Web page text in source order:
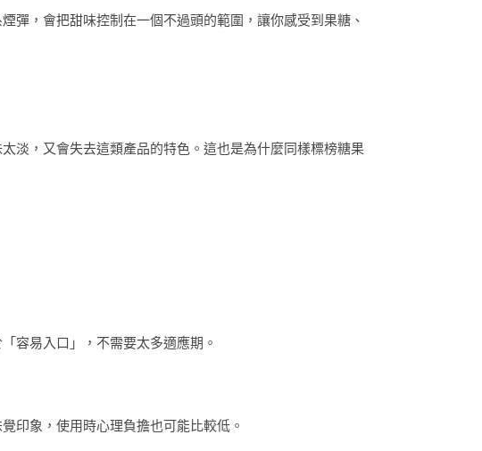
彈，會把甜味控制在一個不過頭的範圍，讓你感受到果糖、
淡，又會失去這類產品的特色。這也是為什麼同樣標榜糖果
容易入口」，不需要太多適應期。
印象，使用時心理負擔也可能比較低。